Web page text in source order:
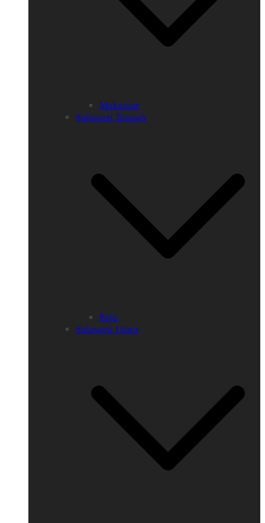
Makassar
Sulawesi Tengah
Palu
Sulawesi Utara